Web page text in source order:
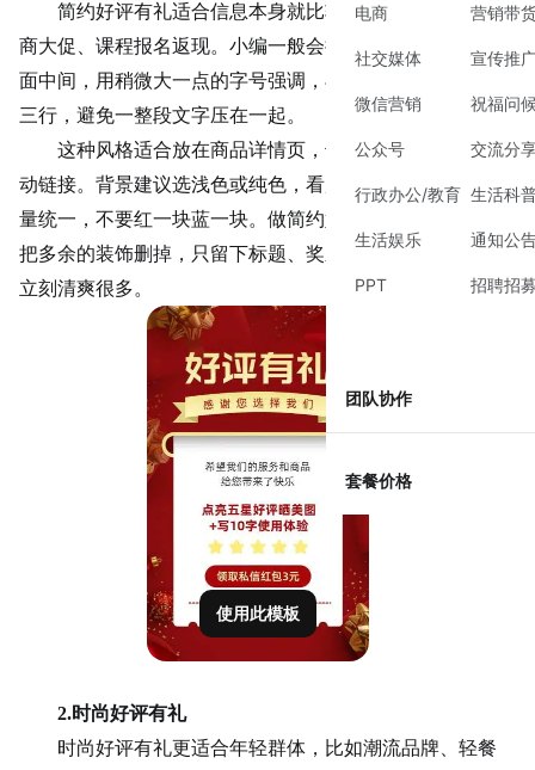
电商
社交媒体
微信营销
公众号
行政办公/教育
生活娱乐
PPT
营销带
宣传推
祝福问
交流分
生活科
通知公
招聘招
团队协作
套餐价格
简约好评有礼适合信息本身就比较复杂的活动，比如电
商大促、课程报名返现。小编一般会把奖励内容单独放在版
面中间，用稍微大一点的字号强调，再把参与步骤拆成两到
三行，避免一整段文字压在一起。
这种风格适合放在商品详情页，也适合发朋友圈配合活
动链接。背景建议选浅色或纯色，看起来干净。文字颜色尽
量统一，不要红一块蓝一块。做简约好评有礼时，小编会先
把多余的装饰删掉，只留下标题、奖励、时间和说明，页面
立刻清爽很多。
使用此模板
2.时尚好评有礼
时尚好评有礼更适合年轻群体，比如潮流品牌、轻餐